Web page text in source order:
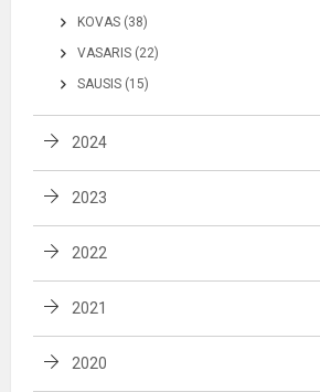
KOVAS (38)
VASARIS (22)
SAUSIS (15)
2024
2023
2022
2021
2020